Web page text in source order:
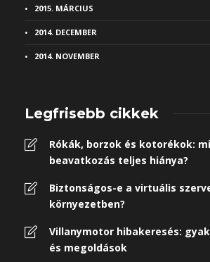
2015. MÁRCIUS
2014. DECEMBER
2014. NOVEMBER
Legfrisebb cikkek
Rókák, borzok és kotorékok:
beavatkozás teljes hiánya?
Biztonságos-e a virtuális
környezetben?
Villanymotor hibakeresés:
és megoldások